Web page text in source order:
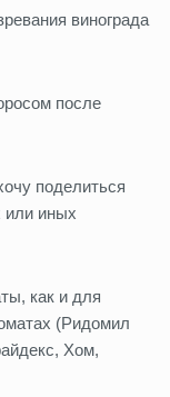
винограда
после
поделиться
или иных
как и для
(Ридомил
Хом,